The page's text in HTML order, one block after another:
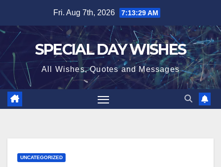
content
Fri. Aug 7th, 2026 7:13:30 AM
SPECIAL DAY WISHES
All Wishes, Quotes and Messages
UNCATEGORIZED